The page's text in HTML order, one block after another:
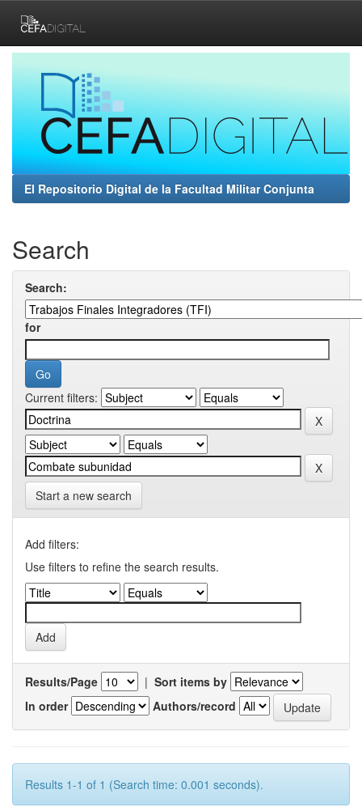
navigation
El Repositorio Digital de la Facultad Militar Conjunta
Search
Search:
for
Current filters:
Start a new search
Add filters:
Use filters to refine the search results.
Results/Page | Sort items by
In order
Authors/record
Results 1-1 of 1 (Search time: 0.001 seconds).